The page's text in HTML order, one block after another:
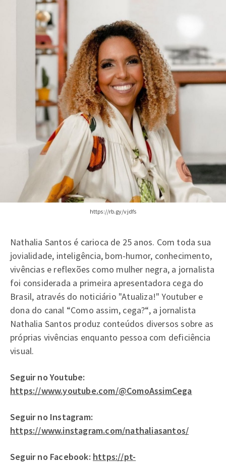
https://rb.gy/vjdfs
Nathalia Santos é carioca de 25 anos. Com toda sua
jovialidade, inteligência, bom-humor, conhecimento,
vivências e reflexões como mulher negra, a jornalista
foi considerada a primeira apresentadora cega do
Brasil, através do noticiário "Atualiza!" Youtuber e
dona do canal “Como assim, cega?“, a jornalista
Nathalia Santos produz conteúdos diversos sobre as
próprias vivências enquanto pessoa com deficiência
visual.
Seguir no Youtube:
https://www.youtube.com/@ComoAssimCega
Seguir no Instagram:
https://www.instagram.com/nathaliasantos/
Seguir no Facebook: https://pt-